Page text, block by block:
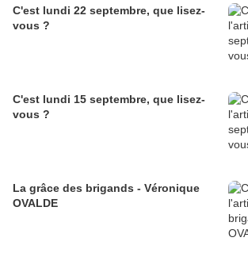
C'est lundi 22 septembre, que lisez-
vous ?
C'est lundi 15 septembre, que lisez-
vous ?
La grâce des brigands - Véronique
OVALDE